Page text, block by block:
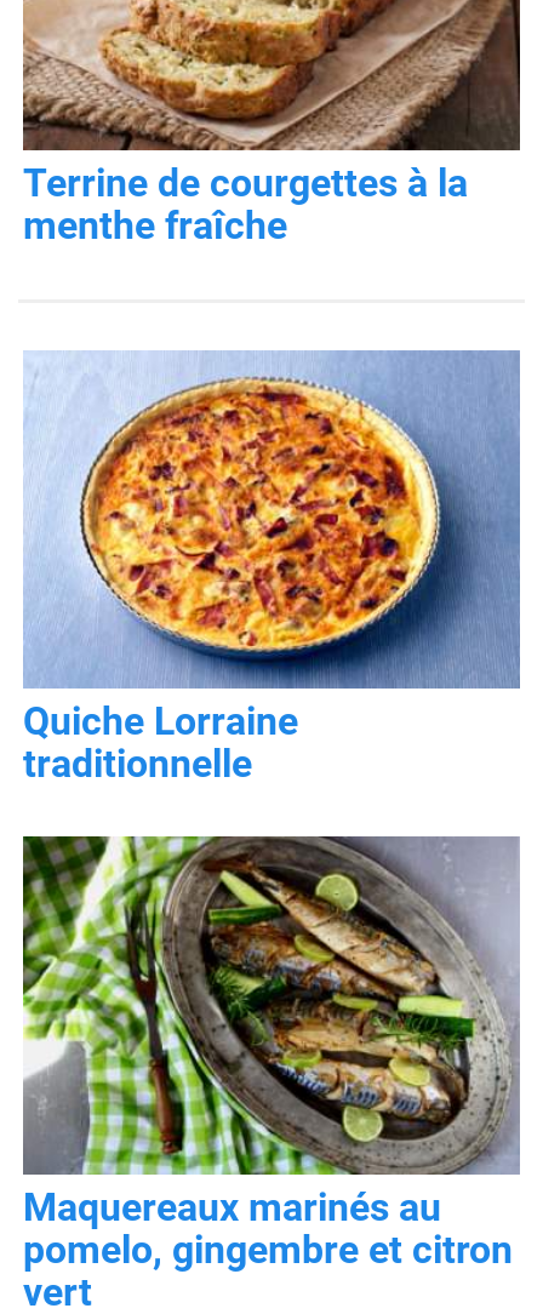
Terrine de courgettes à la
menthe fraîche
Quiche Lorraine
traditionnelle
Maquereaux marinés au
pomelo, gingembre et citron
vert